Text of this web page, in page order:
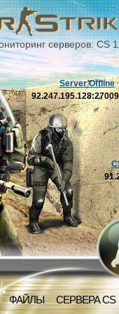
серверов: CS
ФАЙЛЫ СЕРВЕРА CS
Server Offline